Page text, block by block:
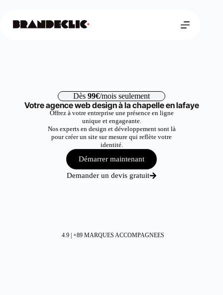
Dès 99€/mois seulement
Votre agence web design à la chapelle en lafaye
Offrez à votre entreprise une présence en ligne
unique et engageante.
Nos experts en design et développement sont là
pour créer un site sur mesure qui reflète votre
identité.
Démarrer maintenant
Demander un devis gratuit
4.9 | +89 MARQUES ACCOMPAGNEES